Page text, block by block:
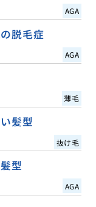
AGA
脱毛症
AGA
薄毛
髪型
抜け毛
型
AGA